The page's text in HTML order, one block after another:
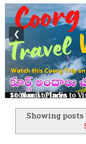
10 Tourist Places to Visit in Coorg - తెలుగులో కూర్గ్ ట్రిప్ - Scotland of India
❮
Showing